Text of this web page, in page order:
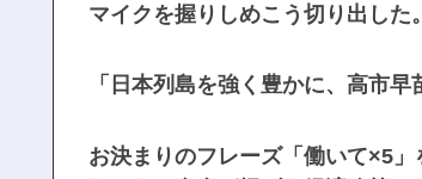
マイクを握りしめこう切り出した。
「日本列島を強く豊かに、高市早
お決まりのフレーズ「働いて×5